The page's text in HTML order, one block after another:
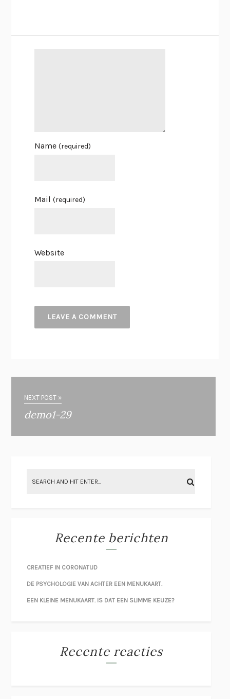
Name(required)
Mail(required)
Website
NEXT POST »
demo1-29
Recente berichten
CREATIEF IN CORONATIJD
DE PSYCHOLOGIE VAN ACHTER EEN MENUKAART.
EEN KLEINE MENUKAART. IS DAT EEN SLIMME KEUZE?
Recente reacties